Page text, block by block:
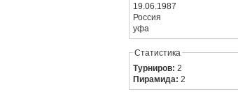
19.06.1987
Россия
уфа
Статистика
Турниров:2
Пирамида:2